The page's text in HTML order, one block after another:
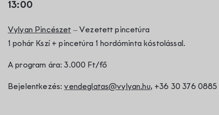
13:00
Vylyan Pincészet – Vezetett pincetúra
1 pohár Kszí + pincetúra 1 hordóminta kóstolással.
A program ára: 3.000 Ft/fő
Bejelentkezés:vendeglatas@vylyan.hu, +36 30 376 0885